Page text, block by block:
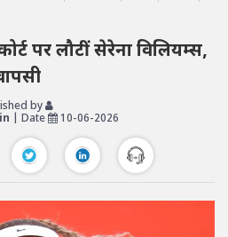
पर लौटीं सेरेना विलियम्स,
by
| Date 10-06-2026